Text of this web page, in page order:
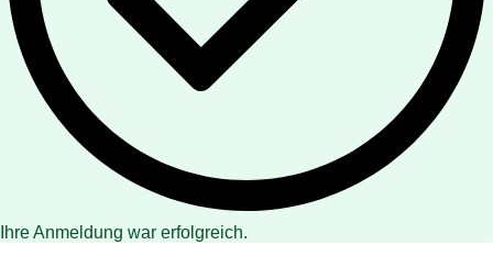
Ihre Anmeldung war erfolgreich.